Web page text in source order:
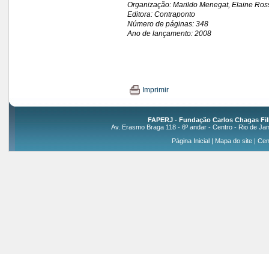
Organização: Marildo Menegat, Elaine
Editora: Contraponto
Número de páginas: 348
Ano de lançamento: 2008
Imprimir
FAPERJ - Fundação Carlos Chagas
Av. Erasmo Braga 118 - 6º andar - Centro - Rio de
Página Inicial| Mapa do site|